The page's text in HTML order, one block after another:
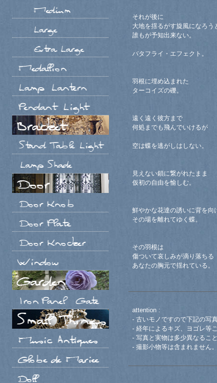
それが後に
大地を揺るがす旋風になろう
誰もが予知出来ない。
バタフライ・エフェクト。
羽根に埋め込まれた
ターコイズの礫。
遠く遠く彼方まで
何処までも飛んでいけるが
空は蝶を逃がしはしない。
見えない鎖に繋がれたまま
仮初の自由を愉しむ。
鮮やかな花達の誘いに背を向
その場を離れてゆく蝶。
その羽根は
傷ついて哀しみが滴り落ちる
あなたの胸元で揺れている。
attention :
- 古いモノですので下記の写
- 経年によるキズ、ヨゴレ等
- 写真と実物は多少異なるこ
- 撮影小物等は含まれません